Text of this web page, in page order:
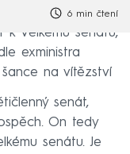
6 min čtení
k Velkému senátu,
exministra
na vítězství
senát,
On tedy
senátu. Je